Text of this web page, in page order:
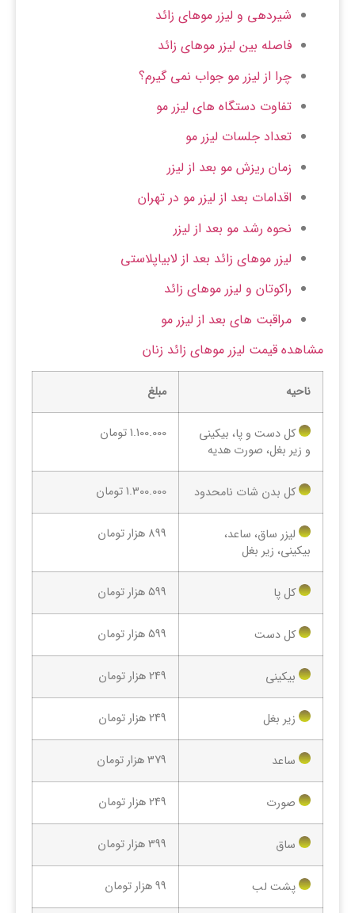
شیردهی و لیزر موهای زائد
فاصله بین لیزر موهای زائد
چرا از لیزر مو جواب نمی گیرم؟
تفاوت دستگاه های لیزر مو
تعداد جلسات لیزر مو
زمان ریزش مو بعد از لیزر
اقدامات بعد از لیزر مو در تهران
نحوه رشد مو بعد از لیزر
لیزر موهای زائد بعد از لابیاپلاستی
راکوتان و لیزر موهای زائد
مراقبت های بعد از لیزر مو
مشاهده قیمت لیزر موهای زائد زنان
ناحیه مبلغ
کل دست و پا، بیکینی
و زیر بغل، صورت هدیه
1.100.000 تومان
کل بدن شات نامحدود 1.300.000 تومان
لیزر ساق، ساعد،
بیکینی، زیر بغل
899 هزار تومان
کل پا 599 هزار تومان
کل دست 599 هزار تومان
بیکینی 249 هزار تومان
زیر بغل 249 هزار تومان
ساعد 379 هزار تومان
صورت 249 هزار تومان
ساق 399 هزار تومان
پشت لب 99 هزار تومان